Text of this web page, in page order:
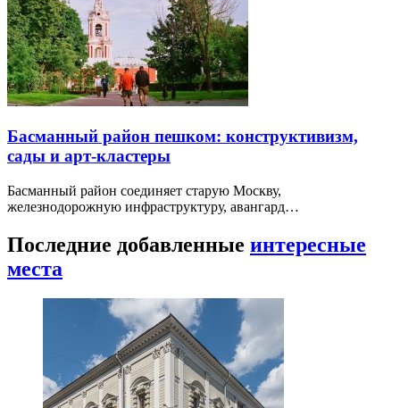
Басманный район пешком: конструктивизм,
сады и арт-кластеры
Басманный район соединяет старую Москву,
железнодорожную инфраструктуру, авангард…
Последние добавленные интересные
места